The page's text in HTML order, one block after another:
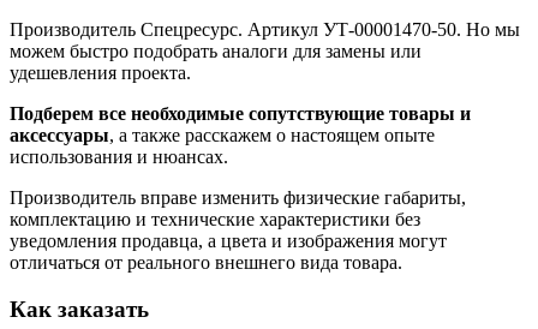
Производитель Спецресурс. Артикул УТ-00001470-50. Но мы
можем быстро подобрать аналоги для замены или
удешевления проекта.
Подберем все необходимые сопутствующие товары и
аксессуары, а также расскажем о настоящем опыте
использования и нюансах.
Производитель вправе изменить физические габариты,
комплектацию и технические характеристики без
уведомления продавца, а цвета и изображения могут
отличаться от реального внешнего вида товара.
Как заказать